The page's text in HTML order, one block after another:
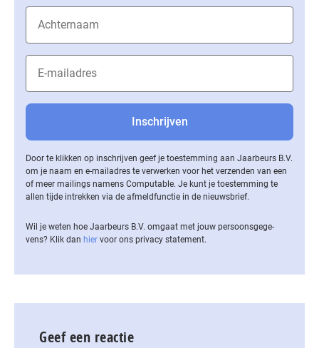
Door te klikken op inschrijven geef je toestemming aan Jaarbeurs B.V.
om je naam en e-mailadres te verwerken voor het verzenden van een
of meer mailings namens Computable. Je kunt je toestemming te
allen tijde intrekken via de af­meld­func­tie in de nieuwsbrief.
Wil je weten hoe Jaarbeurs B.V. omgaat met jouw per­soons­ge­ge­
vens? Klik dan hier voor ons privacy statement.
Geef een reactie